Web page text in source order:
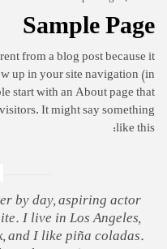
Sample Page
from a blog post because it
up in your site navigation (in
start with an About page that
It might say something
like this:
by day, aspiring actor
I live in Los Angeles,
and I like piña coladas.